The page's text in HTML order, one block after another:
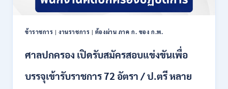
/
เงิน
18000
20000
สมัคร
ข้าราชการ |งานราชการ | ต้องผ่าน ภาค ก. ของ ก.พ.
ศาลปกครอง เปิดรับสมัครสอบแข่งขันเพื่อ
บรรจุเข้ารับราชการ 72 อัตรา / ป.ตรี หลาย